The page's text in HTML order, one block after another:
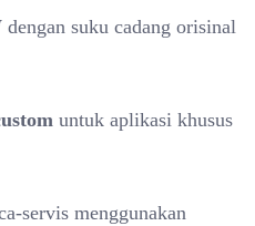
dengan suku cadang orisinal
untuk aplikasi khusus
servis menggunakan